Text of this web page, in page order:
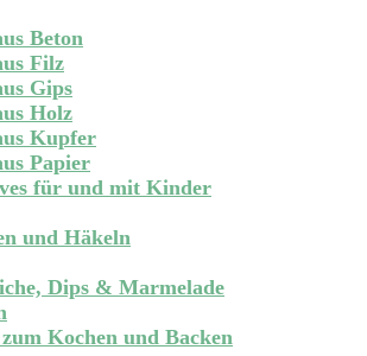
Beton
Filz
Gips
Holz
Kupfer
Papier
für und mit Kinder
und Häkeln
Dips & Marmelade
zum Kochen und Backen